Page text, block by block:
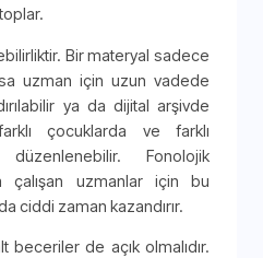
Bir materyal sadece
uzman için uzun vadede
ya da dijital arşivde
çocuklarda ve farklı
Fonolojik
çalışan uzmanlar için bu
ciddi zaman kazandırır.
beceriler de açık olmalıdır.